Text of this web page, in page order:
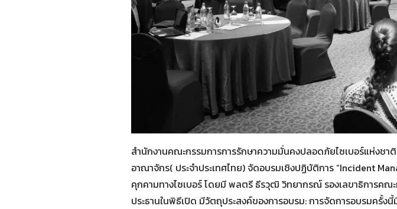
สำนักงานคณะกรรมการการรักษาความมั่นคงปลอดภัยไซเบอร์แห่งช
อาณาจักร( ประจำประเทศไทย) จัดอบรมเชิงปฏิบัติการ “Incident
คุกคามทางไซเบอร์ โดยมี พลตรี ธีรวุฒิ วิทยากรณ์ รองเลขาธิการคณ
ประธานในพิธีเปิด มีวัตถุประสงค์ของการอบรม: การจัดการอบรมครั้ง